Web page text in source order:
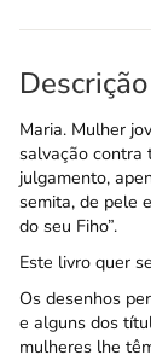
Descrição
Maria. Mulher
salvação contra
julgamento,
semita, de pele
do seu Fiho”.
Este livro quer
Os desenhos
e alguns dos
mulheres lhe